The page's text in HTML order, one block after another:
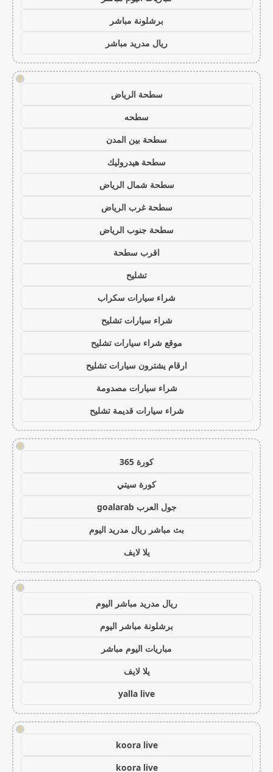
برشلونة مباشر
ريال مدريد مباشر
!
سطحة الرياض
سطحه
سطحة بين المدن
سطحة هيدروليك
سطحة شمال الرياض
سطحة غرب الرياض
سطحة جنوب الرياض
اقرب سطحة
تشليح
شراء سيارات سكراب
شراء سيارات تشليح
موقع شراء سيارات تشليح
ارقام يشترون سيارات تشليح
شراء سيارات مصدومة
شراء سيارات قديمة تشليح
!
كورة 365
كورة سيتي
جول العرب goalarab
بث مباشر ريال مدريد اليوم
يلا لايف
!
ريال مدريد مباشر اليوم
برشلونة مباشر اليوم
مباريات اليوم مباشر
يلا لايف
yalla live
!
koora live
koora live